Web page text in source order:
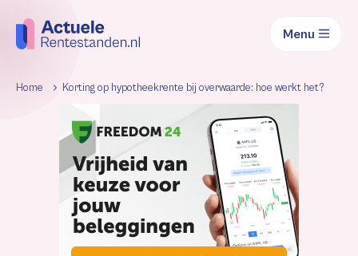
Menu
Home Korting op hypotheekrente bij overwaarde: hoe werkt het?